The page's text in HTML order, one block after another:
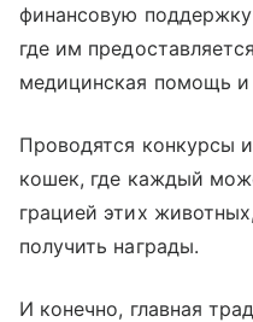
финансовую
где им
медицинская помощь и
Проводятся конкурсы
кошек, где каждый
грацией этих
получить награды.
И конечно, главная